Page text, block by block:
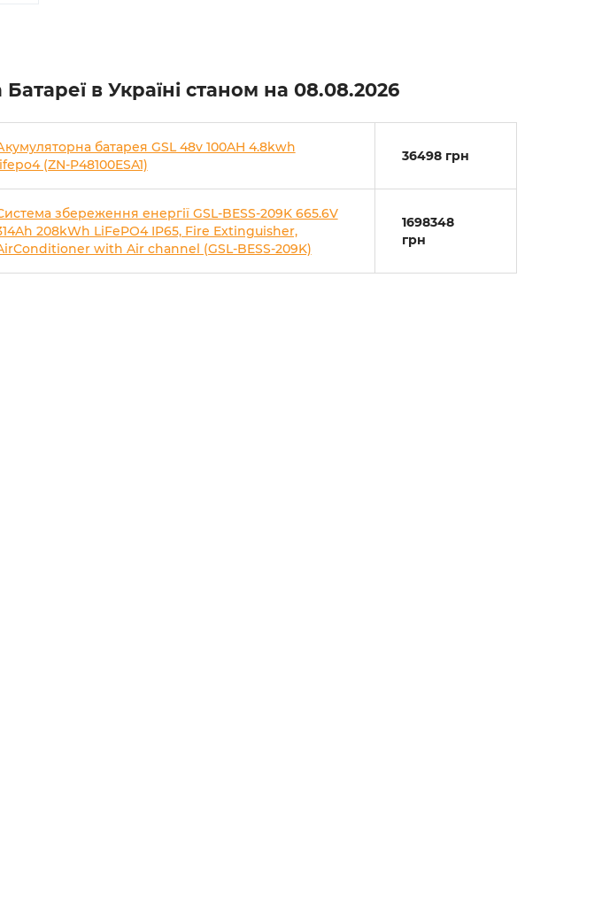
в Україні станом на 08.08.2026
батарея GSL 48v 100AH 4.8kwh
(ZN-P48100ESA1)
36498 грн
збереження енергії GSL-BESS-209K 665.6V
208kWh LiFePO4 IP65, Fire Extinguisher,
with Air channel (GSL-BESS-209K)
1698348
грн